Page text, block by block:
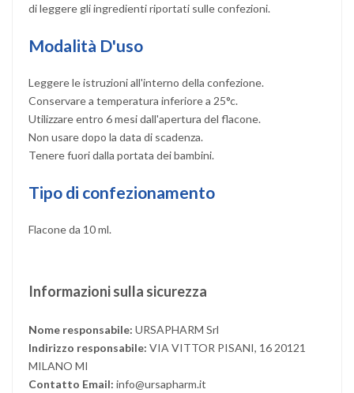
di leggere gli ingredienti riportati sulle confezioni.
Modalità D'uso
Leggere le istruzioni all'interno della confezione.
Conservare a temperatura inferiore a 25°c.
Utilizzare entro 6 mesi dall'apertura del flacone.
Non usare dopo la data di scadenza.
Tenere fuori dalla portata dei bambini.
Tipo di confezionamento
Flacone da 10 ml.
Informazioni sulla sicurezza
Nome responsabile: URSAPHARM Srl
Indirizzo responsabile: VIA VITTOR PISANI, 16 20121
MILANO MI
Contatto Email: info@ursapharm.it